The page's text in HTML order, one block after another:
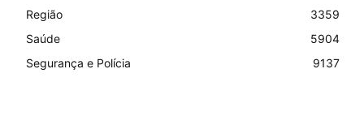
Região
3359
Saúde
5904
Segurança e Polícia
9137